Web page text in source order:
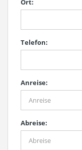
Ort:
Telefon:
Anreise:
Abreise: